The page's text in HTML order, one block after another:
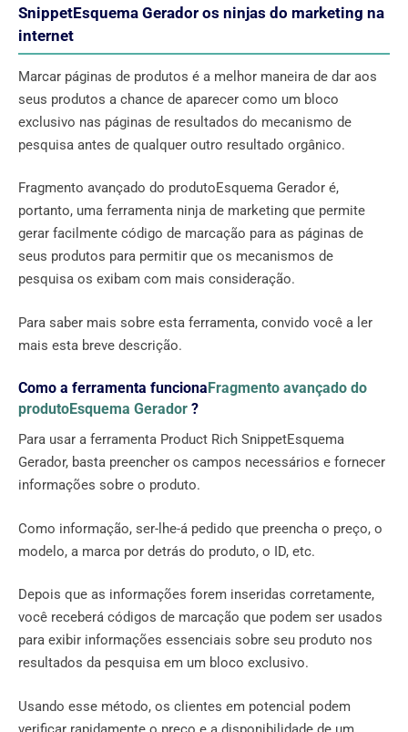
SnippetEsquema Gerador os ninjas do marketing na
internet
Marcar páginas de produtos é a melhor maneira de dar aos
seus produtos a chance de aparecer como um bloco
exclusivo nas páginas de resultados do mecanismo de
pesquisa antes de qualquer outro resultado orgânico.
Fragmento avançado do produtoEsquema Gerador é,
portanto, uma ferramenta ninja de marketing que permite
gerar facilmente código de marcação para as páginas de
seus produtos para permitir que os mecanismos de
pesquisa os exibam com mais consideração.
Para saber mais sobre esta ferramenta, convido você a ler
mais esta breve descrição.
Como a ferramenta funciona Fragmento avançado do
produtoEsquema Gerador ?
Para usar a ferramenta Product Rich SnippetEsquema
Gerador, basta preencher os campos necessários e fornecer
informações sobre o produto.
Como informação, ser-lhe-á pedido que preencha o preço, o
modelo, a marca por detrás do produto, o ID, etc.
Depois que as informações forem inseridas corretamente,
você receberá códigos de marcação que podem ser usados ​​
para exibir informações essenciais sobre seu produto nos
resultados da pesquisa em um bloco exclusivo.
Usando esse método, os clientes em potencial podem